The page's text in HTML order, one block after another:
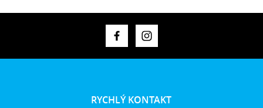
RYCHLÝ KONTAKT